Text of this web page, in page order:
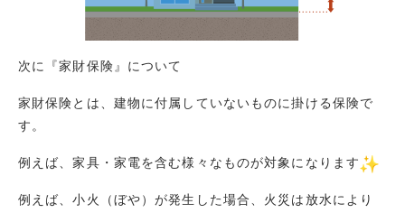
次に『家財保険』について
家財保険とは、建物に付属していないものに掛ける保険で
す。
例えば、家具・家電を含む様々なものが対象になります
例えば、小火（ぼや）が発生した場合、火災は放水により